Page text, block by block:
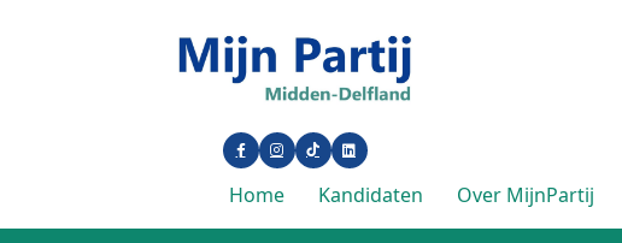
Home Kandidaten Over MijnPartij